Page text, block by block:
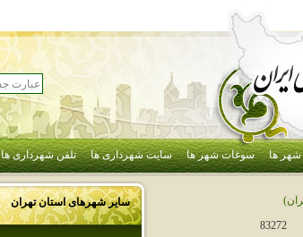
شهر ها سوغات شهر ها سایت شهرداری ها تلفن شهرداری ها
سایر شهرهای استانتهران
83272